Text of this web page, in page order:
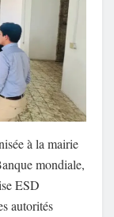
à la mairie
mondiale,
ESD
autorités